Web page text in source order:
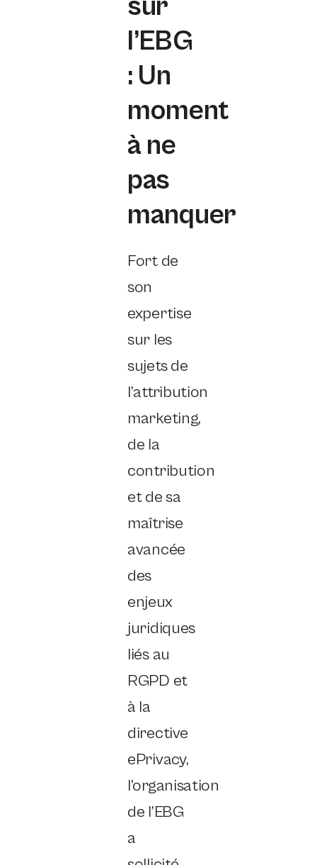
l’EBG
: Un
moment
à ne
pas
manquer
Fort de
son
expertise
sur les
sujets de
l’attribution
marketing,
de la
contribution
et de sa
maîtrise
avancée
des
enjeux
juridiques
liés au
RGPD et
à la
directive
ePrivacy,
l’organisation
de l’EBG
a